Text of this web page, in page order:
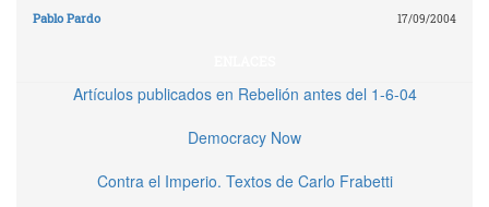
Pablo Pardo 17/09/2004
Artículos publicados en Rebelión antes del 1-6-04
Democracy Now
Contra el Imperio. Textos de Carlo Frabetti